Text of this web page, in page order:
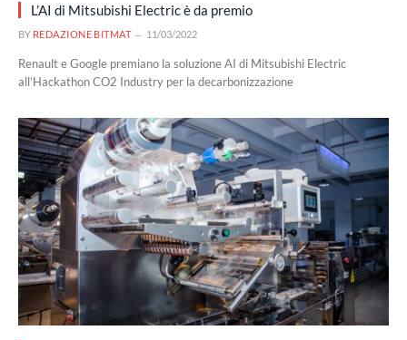
L’AI di Mitsubishi Electric è da premio
BY REDAZIONE BITMAT 11/03/2022
Renault e Google premiano la soluzione AI di Mitsubishi Electric
all’Hackathon CO2 Industry per la decarbonizzazione